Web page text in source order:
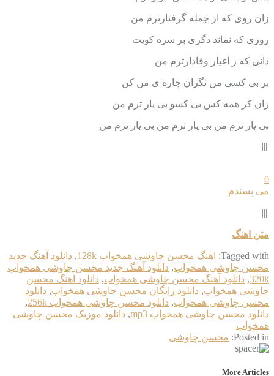
زان روی که از جمله گرفتارترم من
روزی که نماند دگری بر سره کویت
دانی که ز اغیار وفادارترم من
بر بی کسی من نگران چاره ی من کن
زان کز همه کس بی کسو بی یار ترم من
بی یار ترم من بی یار ترم من بی یار ترم من
|||||
0
می پسندم
|||||
متن اهنگ
Tagged with: اهنگ محسن چاوشی همخواب 128k , دانلود آهنگ جدید
محسن چاوشی همخواب, دانلود آهنگ جدید محسن چاوشی همخواب
320k
, دانلود آهنگ محسن چاوشی همخواب, دانلود اهنگ محسن
چاوشی همخواب, دانلود رایگان محسن چاوشی همخواب, دانلود
محسن چاوشی همخواب, دانلود محسن چاوشی همخواب 256k
,
دانلود محسن چاوشی همخواب mp3
, دانلود موزیک محسن چاوشی
همخواب
Posted in: محسن چاوشی
More Articles